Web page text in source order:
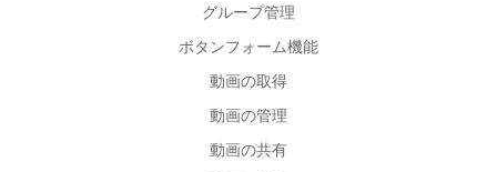
グループ管理
ボタンフォーム機能
動画の取得
動画の管理
動画の共有